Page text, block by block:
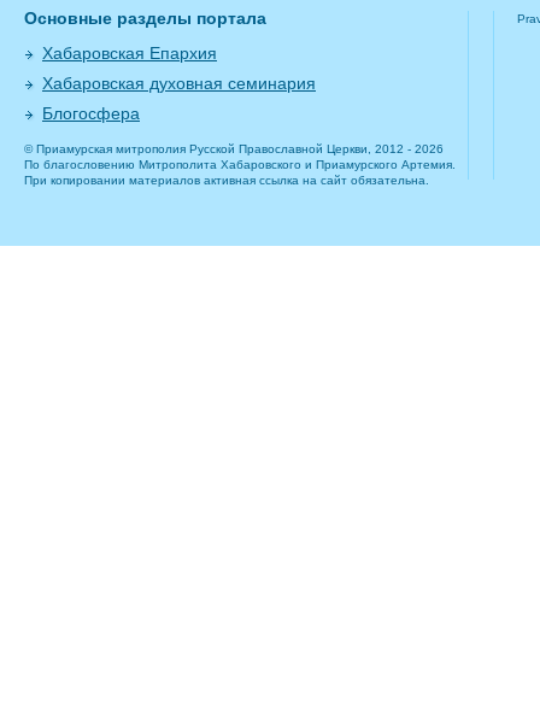
Основные разделы портала
Хабаровская Епархия
Хабаровская духовная семинария
Блогосфера
© Приамурская митрополия Русской Православной Церкви, 2012 - 2026
По благословению Митрополита Хабаровского и Приамурского Артемия.
При копировании материалов активная ссылка на сайт обязательна.